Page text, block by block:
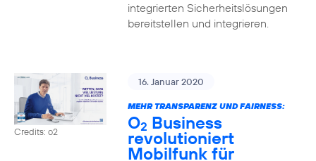
integrierten Sicherheitslösungen
bereitstellen und integrieren.
Credits: o2
16. Januar 2020
MEHR TRANSPARENZ UND FAIRNESS:
O2 Business
revolutioniert
Mobilfunk für